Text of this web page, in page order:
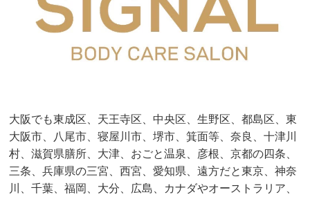
大阪でも東成区、天王寺区、中央区、生野区、都島区、東
大阪市、八尾市、寝屋川市、堺市、箕面等、奈良、十津川
村、滋賀県膳所、大津、おごと温泉、彦根、京都の四条、
三条、兵庫県の三宮、西宮、愛知県、遠方だと東京、神奈
川、千葉、福岡、大分、広島、カナダやオーストラリア、